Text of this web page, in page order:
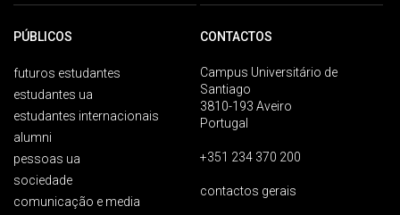
PÚBLICOS
futuros estudantes
estudantes ua
estudantes internacionais
alumni
pessoas ua
sociedade
comunicação e media
CONTACTOS
Campus Universitário de
Santiago
3810-193 Aveiro
Portugal
+351 234 370 200
contactos gerais